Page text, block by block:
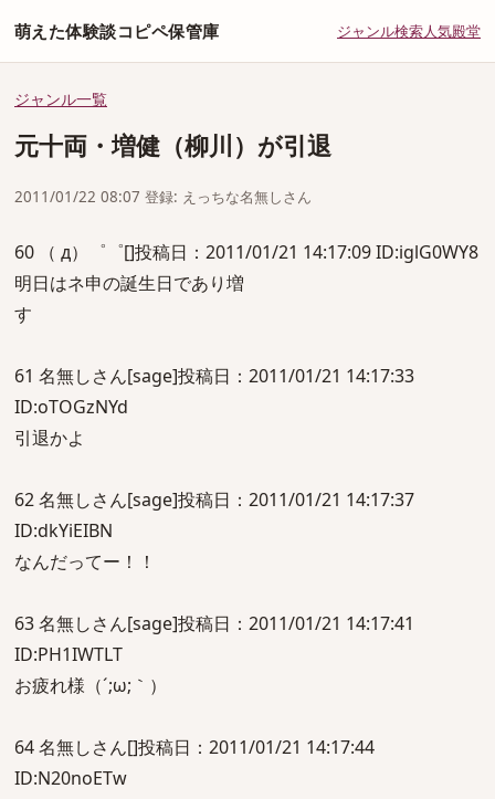
萌えた体験談コピペ保管庫 ジャンル検索人気殿堂
ジャンル一覧
元十両・増健（柳川）が引退
2011/01/22 08:07 登録: えっちな名無しさん
60 （ д）゜゜[]投稿日：2011/01/21 14:17:09 ID:iglG0WY8
明日はネ申の誕生日であり増
す
61 名無しさん[sage]投稿日：2011/01/21 14:17:33
ID:oTOGzNYd
引退かよ
62 名無しさん[sage]投稿日：2011/01/21 14:17:37
ID:dkYiEIBN
なんだってー！！
63 名無しさん[sage]投稿日：2011/01/21 14:17:41
ID:PH1IWTLT
お疲れ様（´;ω;｀）
64 名無しさん[]投稿日：2011/01/21 14:17:44
ID:N20noETw